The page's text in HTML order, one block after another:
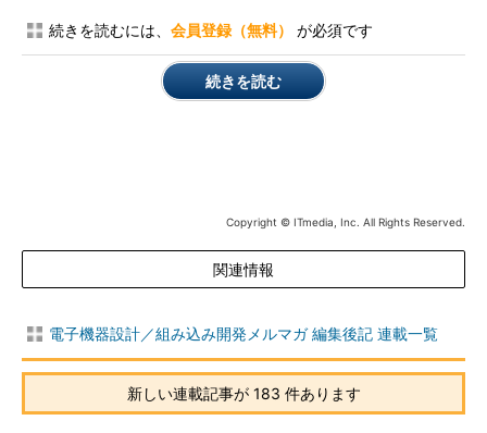
続きを読むには、 会員登録（無料） が必須です
続きを読む
Copyright © ITmedia, Inc. All Rights Reserved.
関連情報
電子機器設計／組み込み開発メルマガ 編集後記 連載一覧
新しい連載記事が 183 件あります